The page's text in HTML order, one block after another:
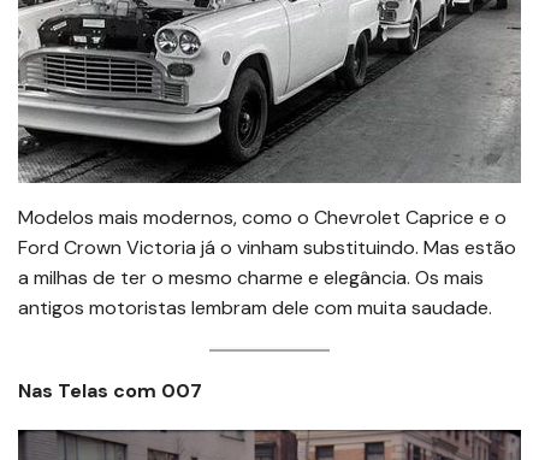
Modelos mais modernos, como o Chevrolet Caprice e o
Ford Crown Victoria já o vinham substituindo. Mas estão
a milhas de ter o mesmo charme e elegância. Os mais
antigos motoristas lembram dele com muita saudade.
Nas Telas com 007